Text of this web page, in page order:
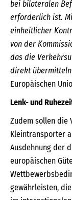
bei bilateralen
erforderlich ist.
einheitlicher
von der
das die
direkt übermitteln
Europäischen
Lenk- und
Zudem sollen die
Kleintransporter
Ausdehnung der
europäischen
gewährleisten,